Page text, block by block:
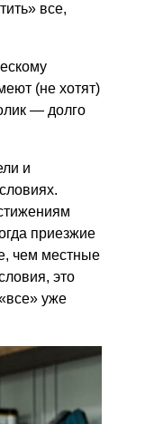
все,
(не хотят)
— долго
и
приезжие
чем местные
это
уже